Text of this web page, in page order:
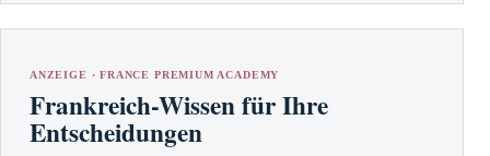
ANZEIGE · FRANCE PREMIUM ACADEMY
Frankreich-Wissen für Ihre
Entscheidungen